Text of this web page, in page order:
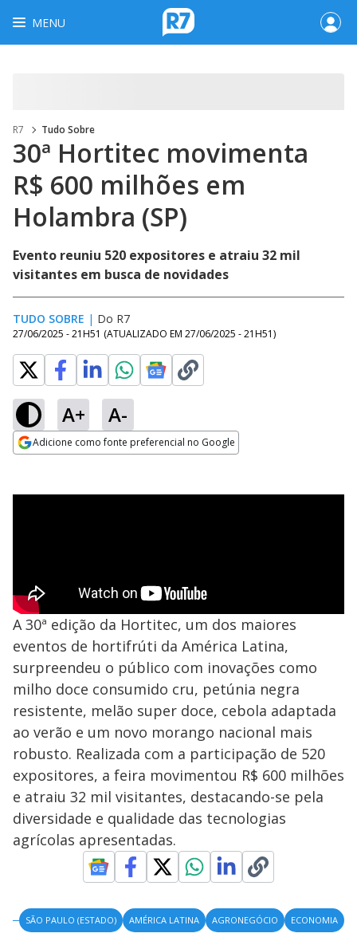
MENU
R7 Tudo Sobre
30ª Hortitec movimenta
R$ 600 milhões em
Holambra (SP)
Evento reuniu 520 expositores e atraiu 32 mil
visitantes em busca de novidades
TUDO SOBRE | Do R7
27/06/2025 - 21H51 (ATUALIZADO EM 27/06/2025 - 21H51)
A+ A-
Adicione como fonte preferencial no Google
A 30ª edição da Hortitec, um dos maiores
eventos de hortifrúti da América Latina,
surpreendeu o público com inovações como
milho doce consumido cru, petúnia negra
resistente, melão super doce, cebola adaptada
ao verão e um novo morango nacional mais
robusto. Realizada com a participação de 520
expositores, a feira movimentou R$ 600 milhões
e atraiu 32 mil visitantes, destacando-se pela
diversidade e qualidade das tecnologias
agrícolas apresentadas.
SÃO PAULO (ESTADO) AMÉRICA LATINA AGRONEGÓCIO ECONOMIA